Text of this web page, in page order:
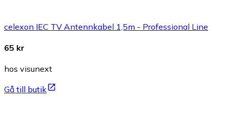
celexon IEC TV Antennkabel 1,5m - Professional Line
65 kr
hos visunext
Gå till butik